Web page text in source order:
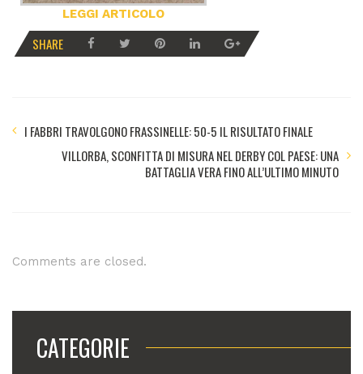
LEGGI ARTICOLO
SHARE
I FABBRI TRAVOLGONO FRASSINELLE: 50-5 IL RISULTATO FINALE
VILLORBA, SCONFITTA DI MISURA NEL DERBY COL PAESE: UNA
BATTAGLIA VERA FINO ALL’ULTIMO MINUTO
Comments are closed.
CATEGORIE